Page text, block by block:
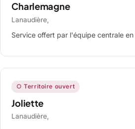
Charlemagne
Lanaudière,
Service offert par l'équipe centrale
○ Territoire ouvert
Joliette
Lanaudière,